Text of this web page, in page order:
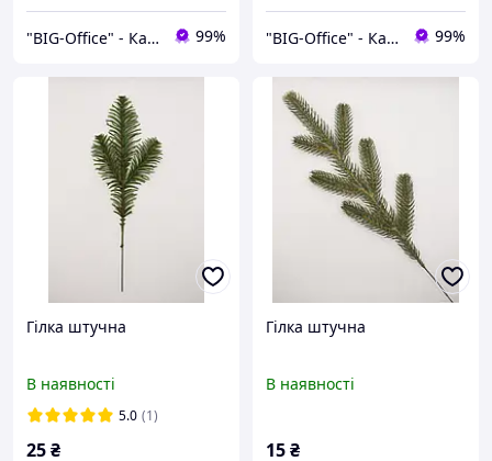
"BIG-Office" - Канцтовари, рюкзаки та товари для творчості! 99% "BIG-Office" - Канцтовари, рюкзаки та товари для творчості! 99%
Гілка штучна
В наявності
5.0 (1)
25₴
Гілка штучна
В наявності
15₴